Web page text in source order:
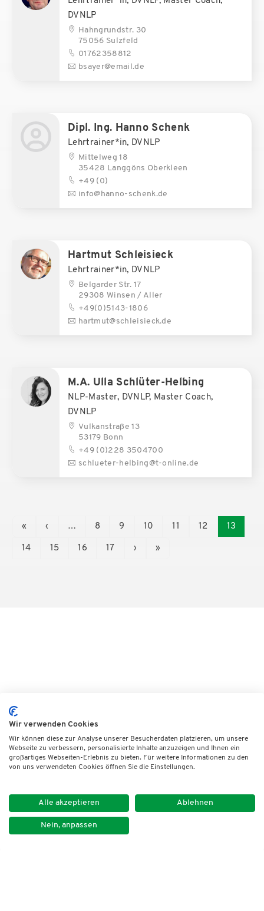
DVNLP
Hahngrundstr. 30
75056 Sulzfeld
01762358812
bsayer@email.de
Dipl. Ing. Hanno Schenk
Lehrtrainer*in, DVNLP
Mittelweg 18
35428 Langgöns Oberkleen
+49 (0)
info@hanno-schenk.de
Hartmut Schleisieck
Lehrtrainer*in, DVNLP
Belgarder Str. 17
29308 Winsen / Aller
+49(0)5143-1806
hartmut@schleisieck.de
M.A. Ulla Schlüter-Helbing
NLP-Master, DVNLP, Master Coach,
DVNLP
Vulkanstraße 13
53179 Bonn
+49 (0)228 3504700
schlueter-helbing@t-online.de
« ‹ … 8 9 10 11 12 13
14 15 16 17 › »
Wir verwenden Cookies
Wir können diese zur Analyse unserer Besucherdaten platzieren, um unsere
Webseite zu verbessern, personalisierte Inhalte anzuzeigen und Ihnen ein
großartiges Webseiten-Erlebnis zu bieten. Für weitere Informationen zu den
von uns verwendeten Cookies öffnen Sie die Einstellungen.
Alle akzeptieren Ablehnen
Nein, anpassen